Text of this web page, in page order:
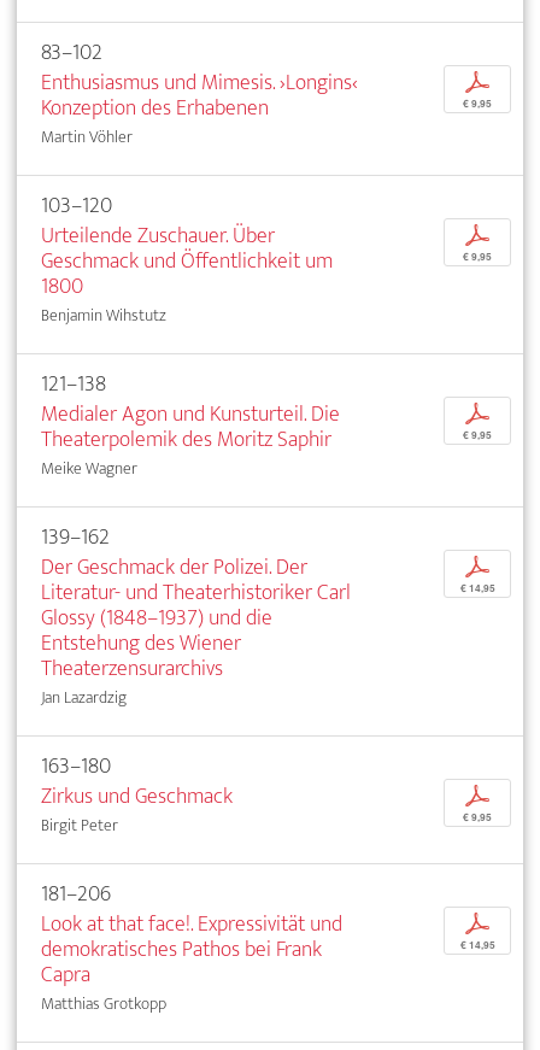
83–102
Enthusiasmus und Mimesis. ›Longins‹
Konzeption des Erhabenen
Martin Vöhler
p
€ 9,95
103–120
Urteilende Zuschauer. Über
Geschmack und Öffentlichkeit um
1800
Benjamin Wihstutz
p
€ 9,95
121–138
Medialer Agon und Kunsturteil. Die
Theaterpolemik des Moritz Saphir
Meike Wagner
p
€ 9,95
139–162
Der Geschmack der Polizei. Der
Literatur- und Theaterhistoriker Carl
Glossy (1848–1937) und die
Entstehung des Wiener
Theaterzensurarchivs
Jan Lazardzig
p
€ 14,95
163–180
Zirkus und Geschmack
Birgit Peter
p
€ 9,95
181–206
Look at that face!. Expressivität und
demokratisches Pathos bei Frank
Capra
Matthias Grotkopp
p
€ 14,95